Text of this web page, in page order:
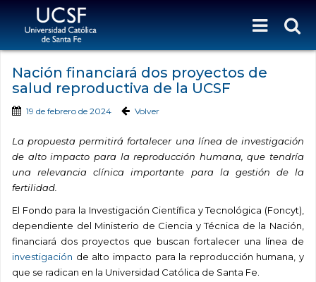
Nación financiará dos proyectos de
salud reproductiva de la UCSF
19 de febrero de 2024 Volver
La propuesta permitirá fortalecer una línea de investigación
de alto impacto para la reproducción humana, que tendría
una relevancia clínica importante para la gestión de la
fertilidad.
El Fondo para la Investigación Científica y Tecnológica (Foncyt),
dependiente del Ministerio de Ciencia y Técnica de la Nación,
financiará dos proyectos que buscan fortalecer una línea de
investigación de alto impacto para la reproducción humana, y
que se radican en la Universidad Católica de Santa Fe.